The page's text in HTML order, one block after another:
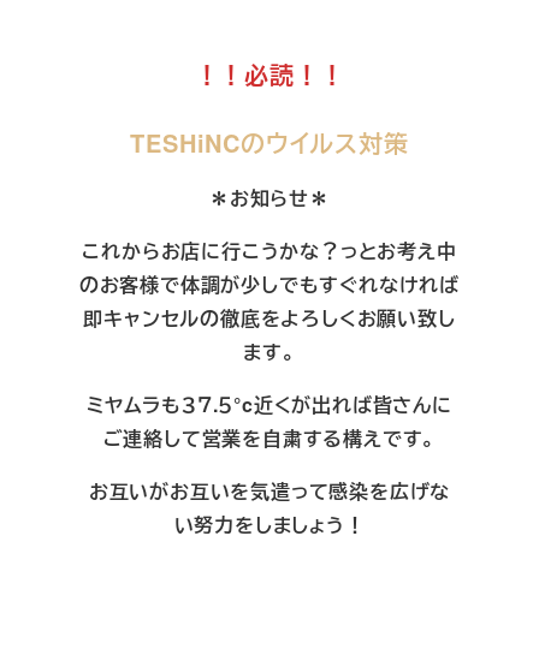
！！必読！！
TESHiNCのウイルス対策
＊お知らせ＊
これからお店に行こうかな？っとお考え中
のお客様で体調が少しでもすぐれなければ
即キャンセルの徹底をよろしくお願い致し
ます。
ミヤムラも３７.５°c近くが出れば皆さんに
ご連絡して営業を自粛する構えです。
お互いがお互いを気遣って感染を広げな
い努力をしましょう！